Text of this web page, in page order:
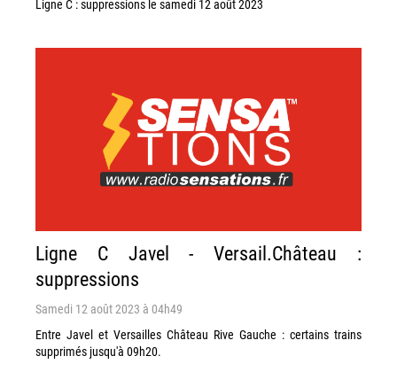
Ligne C : suppressions le samedi 12 août 2023
Ligne C Javel - Versail.Château :
suppressions
Samedi 12 août 2023 à 04h49
Entre Javel et Versailles Château Rive Gauche : certains trains
supprimés jusqu'à 09h20.